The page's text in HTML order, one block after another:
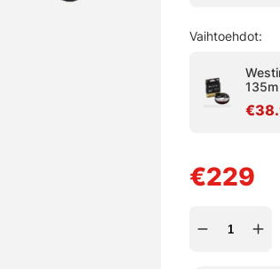
Vaihtoehdot:
€229